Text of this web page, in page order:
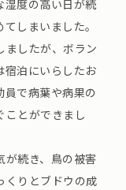
湿度の高い日が続
しまいました。
ましたが、ボラン
宿泊にいらしたお
で病葉や病果の
ことができまし
が続き、鳥の被害
くりとブドウの成